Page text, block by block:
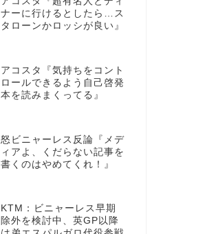
ナーに行けるとしたら…ス
タローンかロッシが良い』
アコスタ『気持ちをコント
ロールできるよう自己啓発
本を読みまくってる』
怒ビニャーレス反論『メデ
ィアよ、くだらない記事を
書くのはやめてくれ！』
KTM：ビニャーレス早期
除外を検討中、英GP以降